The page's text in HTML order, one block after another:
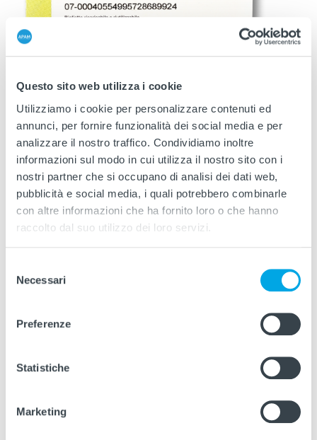
Questo sito web utilizza i cookie
Utilizziamo i cookie per personalizzare contenuti ed
annunci, per fornire funzionalità dei social media e per
analizzare il nostro traffico. Condividiamo inoltre
informazioni sul modo in cui utilizza il nostro sito con i
nostri partner che si occupano di analisi dei dati web,
pubblicità e social media, i quali potrebbero combinarle
con altre informazioni che ha fornito loro o che hanno
raccolto dal suo utilizzo dei loro servizi.
delNecessari
Preferenze
Statistiche
Marketing
Biglietti corsa singola extraurbana anche integrati
Carnet extraurbani da 10 corse(ad eccezione degli
integrati Brescia, validi per un solo utente)
Carnet urbani 10 corse
Biglietto Urbano Giornaliero Famiglia e 24H
, ovvero utilizzando la carta di
credito o il bancomat in modalità contactless sul lettore
Come sapere quanti biglietti ci sono su Riticket?
Presso gli Infopoint Autorizzati è possibile conoscere il
Presso le emettitrici automatiche (vedi "
Dove acquistare
appoggiando Riticket sul lettore grigio sotto lo schermo